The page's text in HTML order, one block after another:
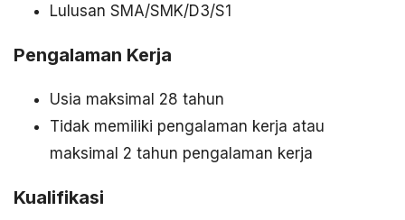
Lulusan SMA/SMK/D3/S1
Pengalaman Kerja
Usia maksimal 28 tahun
Tidak memiliki pengalaman kerja atau
maksimal 2 tahun pengalaman kerja
Kualifikasi